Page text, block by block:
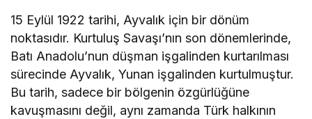
15 Eylül 1922 tarihi, Ayvalık için bir dönüm
noktasıdır. Kurtuluş Savaşı’nın son dönemlerinde,
Batı Anadolu’nun düşman işgalinden kurtarılması
sürecinde Ayvalık, Yunan işgalinden kurtulmuştur.
Bu tarih, sadece bir bölgenin özgürlüğüne
kavuşmasını değil, aynı zamanda Türk halkının